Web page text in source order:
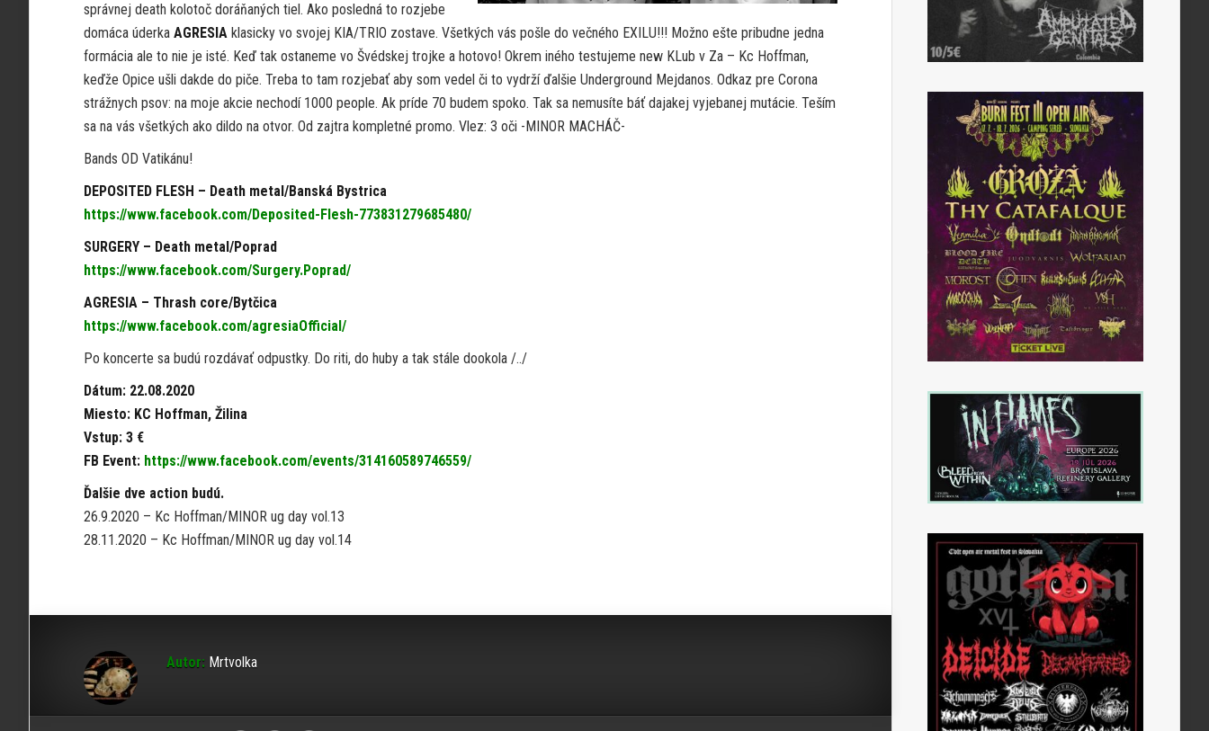
správnej death kolotoč doráňaných tiel. Ako posledná to rozjebe
domáca úderka AGRESIA klasicky vo svojej KIA/TRIO zostave. Všetkých vás pošle do večného EXILU!!! Možno ešte pribudne jedna
formácia ale to nie je isté. Keď tak ostaneme vo Švédskej trojke a hotovo! Okrem iného testujeme new KLub v Za – Kc Hoffman,
keďže Opice ušli dakde do piče. Treba to tam rozjebať aby som vedel či to vydrží ďalšie Underground Mejdanos. Odkaz pre Corona
strážnych psov: na moje akcie nechodí 1000 people. Ak príde 70 budem spoko. Tak sa nemusíte báť dajakej vyjebanej mutácie. Teším
sa na vás všetkých ako dildo na otvor. Od zajtra kompletné promo. Vlez: 3 oči -MINOR MACHÁČ-
Bands OD Vatikánu!
DEPOSITED FLESH – Death metal/Banská Bystrica
https://www.facebook.com/Deposited-Flesh-773831279685480/
SURGERY – Death metal/Poprad
https://www.facebook.com/Surgery.Poprad/
AGRESIA – Thrash core/Bytčica
https://www.facebook.com/agresiaOfficial/
Po koncerte sa budú rozdávať odpustky. Do riti, do huby a tak stále dookola /../
Dátum: 22.08.2020
Miesto: KC Hoffman, Žilina
Vstup: 3 €
FB Event: https://www.facebook.com/events/314160589746559/
Ďalšie dve action budú.
26.9.2020 – Kc Hoffman/MINOR ug day vol.13
28.11.2020 – Kc Hoffman/MINOR ug day vol.14
Autor: Mrtvolka